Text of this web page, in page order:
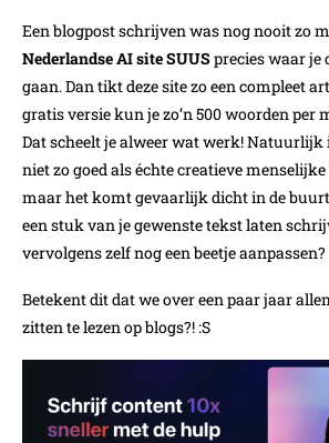
Een blogpost schrijven was nog nooit zo
Nederlandse AI site SUUS precies waar je
gaan. Dan tikt deze site zo een compleet
gratis versie kun je zo’n 500 woorden per
Dat scheelt je alweer wat werk! Natuurlijk
niet zo goed als échte creatieve
maar het komt gevaarlijk dicht in de
een stuk van je gewenste tekst laten
vervolgens zelf nog een beetje aanpassen?
Betekent dit dat we over een paar jaar
zitten te lezen op blogs?! :S